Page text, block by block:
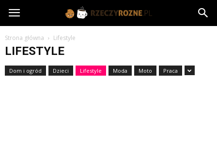
rzeczyrozne.pl
Strona główna Lifestyle
LIFESTYLE
Dom i ogród Dzieci Lifestyle Moda Moto Praca